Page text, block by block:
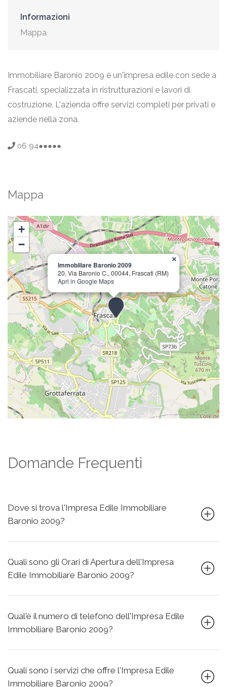
Informazioni
Mappa
Immobiliare Baronio 2009 è un'impresa edile con sede a
Frascati, specializzata in ristrutturazioni e lavori di
costruzione. L'azienda offre servizi completi per privati e
aziende nella zona.
06 94●●●●●
Mappa
Immobiliare Baronio 2009
20, Via Baronio C., 00044, Frascati (RM)
Apri in Google Maps
×
+
−
Domande Frequenti
Dove si trova l'Impresa Edile Immobiliare
Baronio 2009?
Quali sono gli Orari di Apertura dell'Impresa
Edile Immobiliare Baronio 2009?
Qual'è il numero di telefono dell'Impresa Edile
Immobiliare Baronio 2009?
Quali sono i servizi che offre l'Impresa Edile
Immobiliare Baronio 2009?